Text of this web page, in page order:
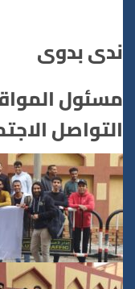
ندى بدوى
مسئول
التواصل